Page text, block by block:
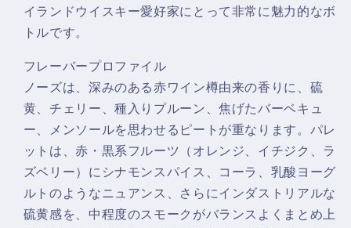
イランドウイスキー愛好家にとって非常に魅力的なボ
トルです。
フレーバープロファイル
ノーズは、深みのある赤ワイン樽由来の香りに、硫
黄、チェリー、種入りプルーン、焦げたバーベキュ
ー、メンソールを思わせるピートが重なります。パレ
ットは、赤・黒系フルーツ（オレンジ、イチジク、ラ
ズベリー）にシナモンスパイス、コーラ、乳酸ヨーグ
ルトのようなニュアンス、さらにインダストリアルな
硫黄感を、中程度のスモークがバランスよくまとめ上